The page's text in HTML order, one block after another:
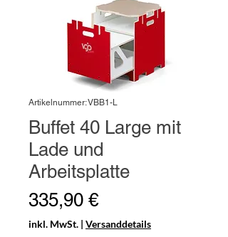
Artikelnummer: VBB1-L
Buffet 40 Large mit
Lade und
Arbeitsplatte
335,90 €Preis
inkl. MwSt. | Versanddetails